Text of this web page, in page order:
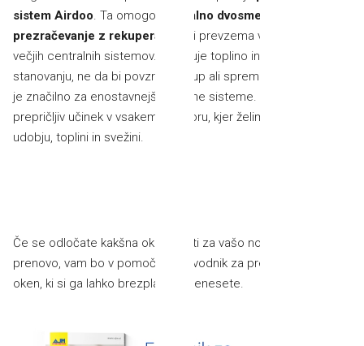
sistem Airdoo. Ta omogoča
lokalno dvosmerno
prezračevanje z rekuperacijo
, ki prevzema vse prednosti
večjih centralnih sistemov. Vzdržuje toplino in svežino v
stanovanju, ne da bi povzročal hrup ali spremembe tlaka, kar
je značilno za enostavnejše lokalne sisteme. Tako bo nadvse
prepričljiv učinek v vsakem prostoru, kjer želimo uživati v
udobju, toplini in svežini.
Če se odločate kakšna okna kupiti za vašo novogradnjo ali
prenovo, vam bo v pomoč naš e-vodnik za preudaren nakup
oken, ki si ga lahko brezplačno prenesete.